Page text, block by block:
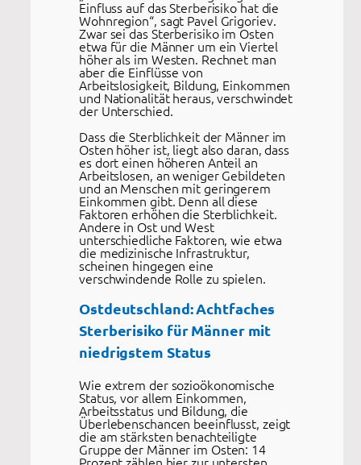
Einfluss auf das Sterberisiko hat die
Wohnregion“, sagt Pavel Grigoriev.
Zwar sei das Sterberisiko im Osten
etwa für die Männer um ein Viertel
höher als im Westen. Rechnet man
aber die Einflüsse von
Arbeitslosigkeit, Bildung, Einkommen
und Nationalität heraus, verschwindet
der Unterschied.
Dass die Sterblichkeit der Männer im
Osten höher ist, liegt also daran, dass
es dort einen höheren Anteil an
Arbeitslosen, an weniger Gebildeten
und an Menschen mit geringerem
Einkommen gibt. Denn all diese
Faktoren erhöhen die Sterblichkeit.
Andere in Ost und West
unterschiedliche Faktoren, wie etwa
die medizinische Infrastruktur,
scheinen hingegen eine
verschwindende Rolle zu spielen.
Ostdeutschland: Achtfaches
Sterberisiko für Männer mit
niedrigstem Status
Wie extrem der sozioökonomische
Status, vor allem Einkommen,
Arbeitsstatus und Bildung, die
Überlebenschancen beeinflusst, zeigt
die am stärksten benachteiligte
Gruppe der Männer im Osten: 14